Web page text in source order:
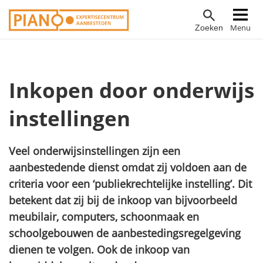
Overslaan
en
gaan
Zoeken Menu
Hoofdnavigatie
Inkopen door onderwijs
instellingen
Veel onderwijsinstellingen zijn een
aanbestedende dienst omdat zij voldoen aan de
criteria voor een ‘publiekrechtelijke instelling’. Dit
betekent dat zij bij de inkoop van bijvoorbeeld
meubilair, computers, schoonmaak en
schoolgebouwen de aanbestedingsregelgeving
dienen te volgen. Ook de inkoop van